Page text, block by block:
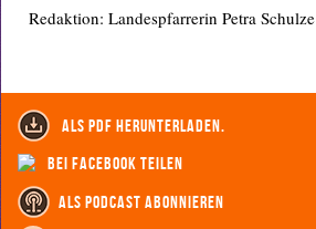
Redaktion: Landespfarrerin Petra Schulze
als PDF herunterladen.
bei Facebook teilen
als Podcast abonnieren